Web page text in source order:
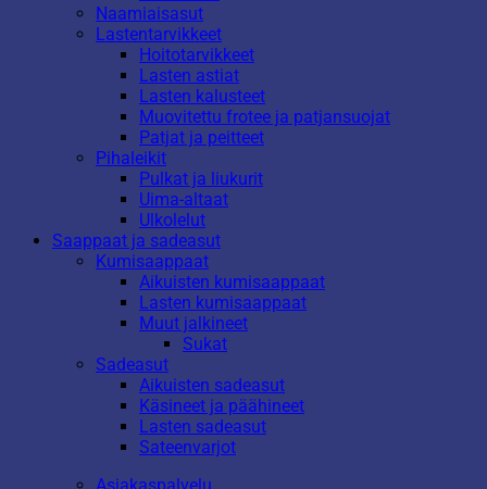
Naamiaisasut
Lastentarvikkeet
Hoitotarvikkeet
Lasten astiat
Lasten kalusteet
Muovitettu frotee ja patjansuojat
Patjat ja peitteet
Pihaleikit
Pulkat ja liukurit
Uima-altaat
Ulkolelut
Saappaat ja sadeasut
Kumisaappaat
Aikuisten kumisaappaat
Lasten kumisaappaat
Muut jalkineet
Sukat
Sadeasut
Aikuisten sadeasut
Käsineet ja päähineet
Lasten sadeasut
Sateenvarjot